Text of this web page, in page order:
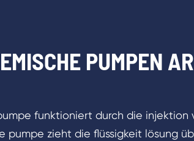
PUMPEN
funktioniert durch die
pumpe zieht die flüssigkeit lösung